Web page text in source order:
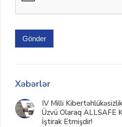
Gönder
Xəbərlər
IV Milli
Üzvü Olaraq ALLSAFE
İştirak Etmişdir!